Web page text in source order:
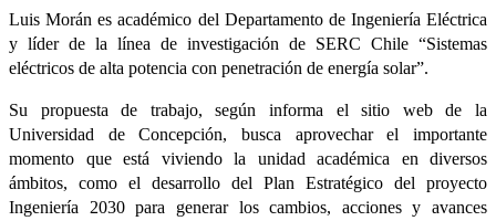
Luis Morán es académico del Departamento de Ingeniería Eléctrica
y líder de la línea de investigación de SERC Chile “Sistemas
eléctricos de alta potencia con penetración de energía solar”.
Su propuesta de trabajo, según informa el sitio web de la
Universidad de Concepción, busca aprovechar el importante
momento que está viviendo la unidad académica en diversos
ámbitos, como el desarrollo del Plan Estratégico del proyecto
Ingeniería 2030 para generar los cambios, acciones y avances